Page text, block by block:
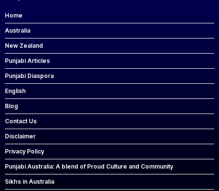
Home
Australia
New Zealand
Punjabi Articles
Punjabi Diaspora
English
Blog
Contact Us
Disclaimer
Privacy Policy
Punjabi Australia: A blend of Proud Culture and Community
Sikhs in Australia